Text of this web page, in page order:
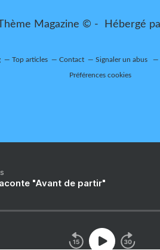
Magazine © - Hébergé
Top articles Contact Signaler un abus
Préférences cookies
"Avant de partir"